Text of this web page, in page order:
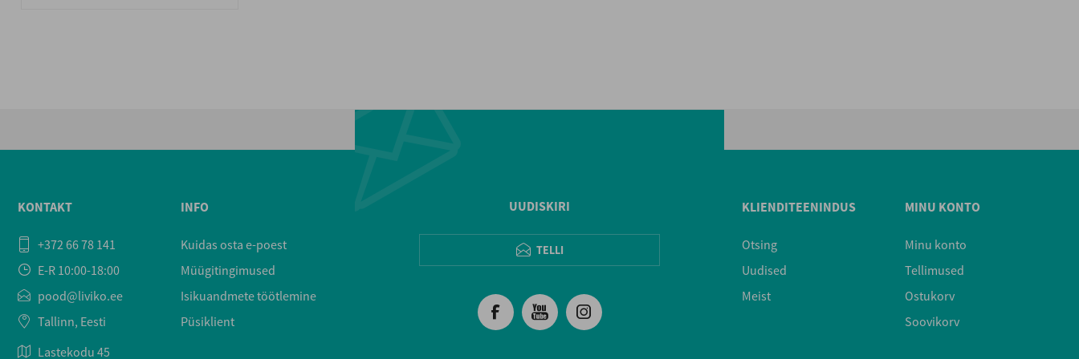
UUDISKIRI
TELLI
KONTAKT
+372 66 78 141
E-R 10:00-18:00
pood@liviko.ee
Tallinn, Eesti
Lastekodu 45
INFO
Kuidas osta e-poest
Müügitingimused
Isikuandmete töötlemine
Püsiklient
KLIENDITEENINDUS
Otsing
Uudised
Meist
MINU KONTO
Minu konto
Tellimused
Ostukorv
Soovikorv